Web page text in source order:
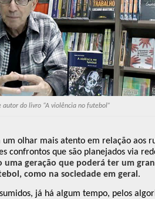
do livro “A violência no futebol”
olhar mais atento em relação aos
confrontos que são planejados via
uma geração que poderá ter um
como na sociedade em geral .
já há algum tempo, pelos